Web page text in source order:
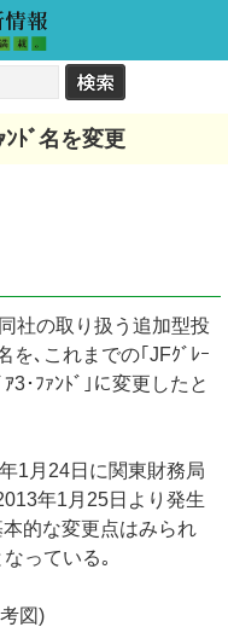
ﾝﾄﾞ名を変更
社の取り扱う追加型投
を､これまでの｢JFｸﾞﾚｰ
ｱ3･ﾌｧﾝﾄﾞ｣に変更したと
1月24日に関東財務局
年1月25日より発生
的な変更点はみられ
っている｡
図)